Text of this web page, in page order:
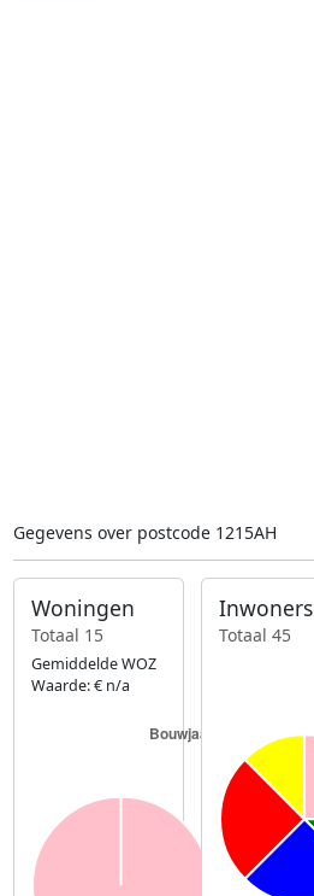
Gegevens over postcode 1215AH
Woningen
Totaal 15
Gemiddelde WOZ
Waarde: € n/a
Inwoners
Totaal 45